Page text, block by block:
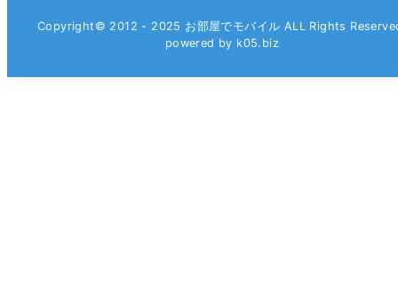
Copyright© 2012 - 2025 お部屋でモバイル ALL Rights
powered by k05.biz